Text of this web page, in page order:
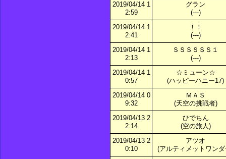
2019/04/14 1
2:59
グラン
(---)
2019/04/14 1
2:41
！！
(---)
2019/04/14 1
2:13
ＳＳＳＳＳＳ１
(---)
2019/04/14 1
0:57
☆ミューン☆
(ハッピーハニー17)
2019/04/14 0
9:32
ＭＡＳ
(天空の挑戦者)
2019/04/13 2
2:14
ひでちん
(空の旅人)
2019/04/13 2
0:10
アツオ
(アルティメットワン